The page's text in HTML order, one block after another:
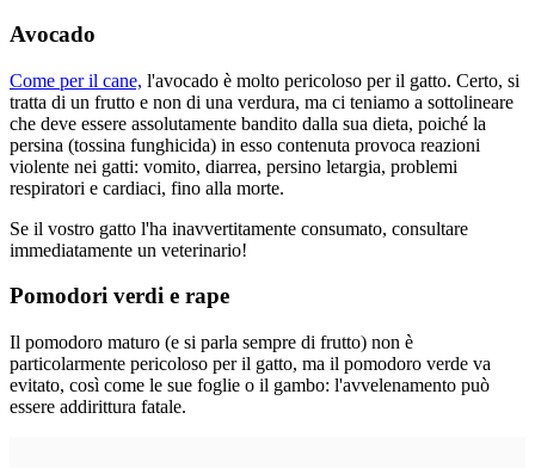
Avocado
Come per il cane, l'avocado è molto pericoloso per il gatto. Certo, si
tratta di un frutto e non di una verdura, ma ci teniamo a sottolineare
che deve essere assolutamente bandito dalla sua dieta, poiché la
persina (tossina funghicida) in esso contenuta provoca reazioni
violente nei gatti: vomito, diarrea, persino letargia, problemi
respiratori e cardiaci, fino alla morte.
Se il vostro gatto l'ha inavvertitamente consumato, consultare
immediatamente un veterinario!
Pomodori verdi e rape
Il pomodoro maturo (e si parla sempre di frutto) non è
particolarmente pericoloso per il gatto, ma il pomodoro verde va
evitato, così come le sue foglie o il gambo: l'avvelenamento può
essere addirittura fatale.